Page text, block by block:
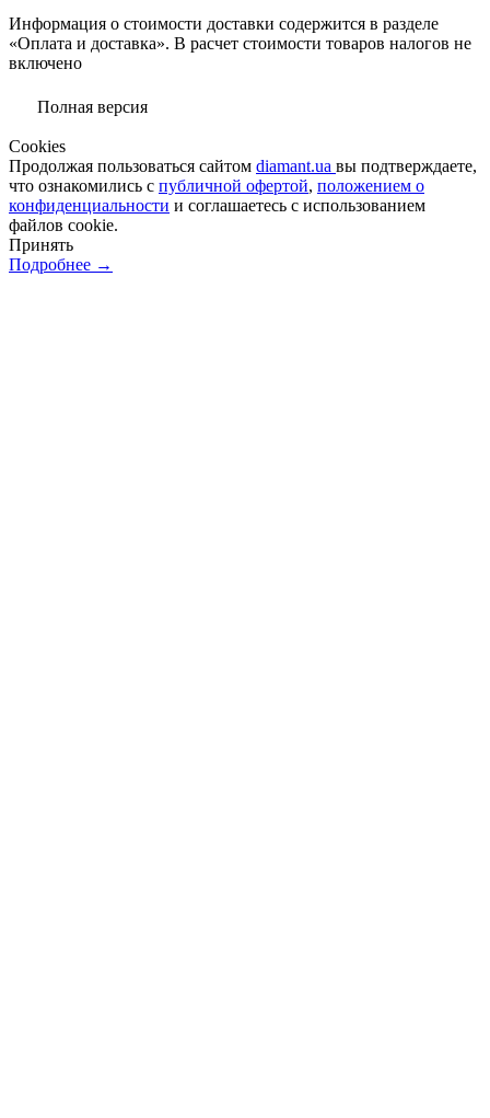
Информация о стоимости доставки содержится в разделе
«Оплата и доставка». В расчет стоимости товаров налогов не
включено
Полная версия
Сookies
Продолжая пользоваться сайтом diamant.ua вы подтверждаете,
что ознакомились с публичной офертой, положением о
конфиденциальности и соглашаетесь с использованием
файлов cookie.
Принять
Подробнее →